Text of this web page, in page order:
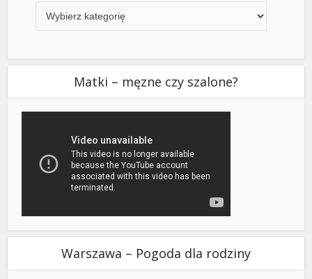
Matki – męzne czy szalone?
Warszawa – Pogoda dla rodziny